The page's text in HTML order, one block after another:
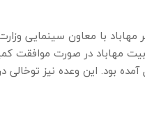
با معاون سینمایی
بود. این وعده نیز توخالی